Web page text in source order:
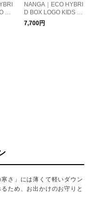
KI
NANGA｜ECO HYBRI
D BOX LOGO KIDS S
WEATSHIRT
7,700円
さ」には薄くて軽いダウン
ため、お出かけのお守りと